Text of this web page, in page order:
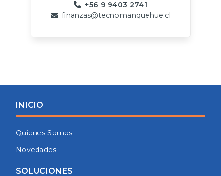
+56 9 9403 2741
finanzas@tecnomanquehue.cl
INICIO
Quienes Somos
Novedades
SOLUCIONES